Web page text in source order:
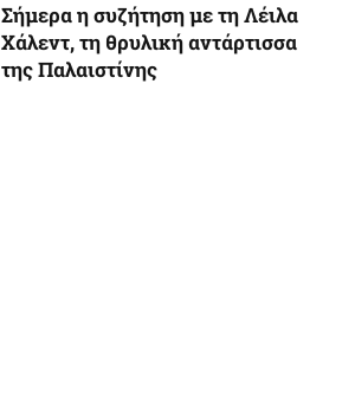
Σήμερα η συζήτηση με τη Λέιλα
Χάλεντ, τη θρυλική αντάρτισσα
της Παλαιστίνης